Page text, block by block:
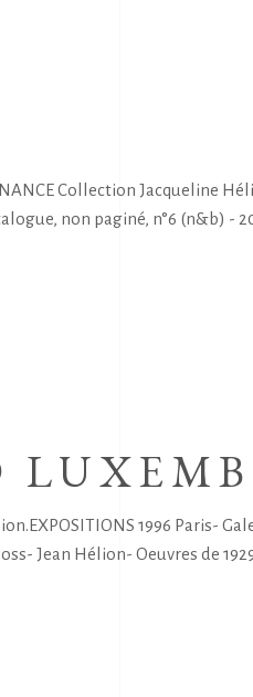
Collection Jacqueline
non paginé, n°6 (n&b) -
1996 Paris-
Jean Hélion- Oeuvres de 1929